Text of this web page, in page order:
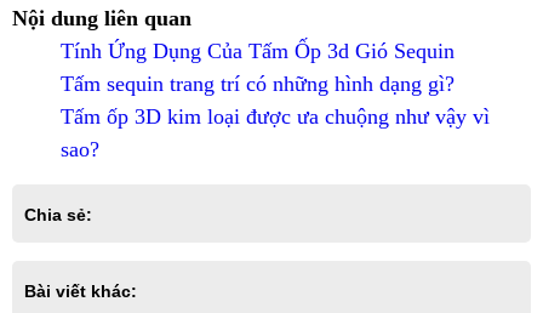
Nội dung liên quan
Tính Ứng Dụng Của Tấm Ốp 3d Gió Sequin
Tấm sequin trang trí có những hình dạng gì?
Tấm ốp 3D kim loại được ưa chuộng như vậy vì
sao?
Chia sẻ:
Bài viết khác: